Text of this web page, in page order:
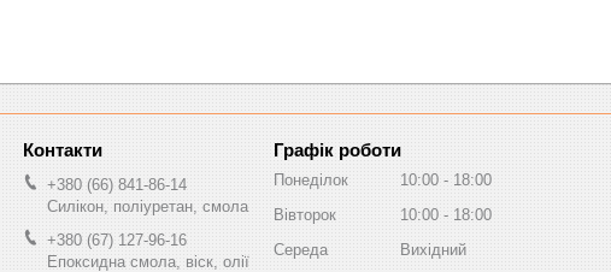
+380 (66) 841-86-14
Силікон, поліуретан, смола
+380 (67) 127-96-16
Епоксидна смола, віск, олії
Графік роботи
Понеділок 10:00
18:00
Вівторок
10:00
18:00
Середа
Вихідний